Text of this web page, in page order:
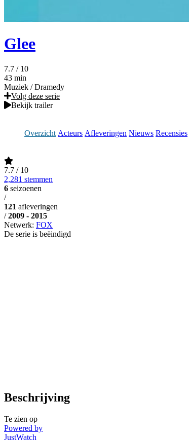
Glee
7.7 / 10
43 min
Muziek / Dramedy
Volg deze serie
Bekijk trailer
Overzicht Acteurs Afleveringen Nieuws Recensies
7.7 / 10
2,281 stemmen
6 seizoenen
/
121 afleveringen
/ 2009 - 2015
Netwerk: FOX
De serie is beëindigd
Beschrijving
Te zien op
Powered by
JustWatch